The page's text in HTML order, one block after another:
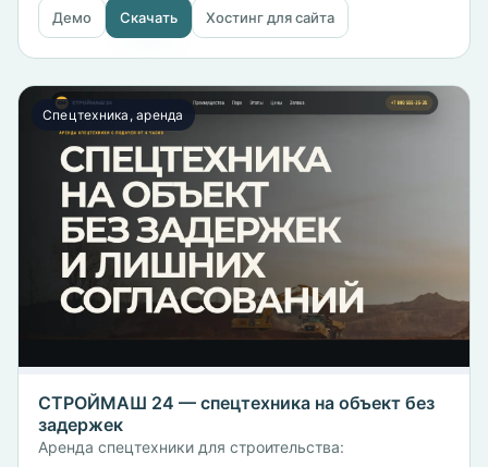
Демо Скачать Хостинг для сайта
Спецтехника, аренда
СТРОЙМАШ 24 — спецтехника на объект без
задержек
Аренда спецтехники для строительства: